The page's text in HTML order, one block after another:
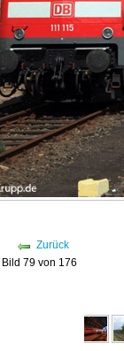
Zurück
Bild 79 von 176